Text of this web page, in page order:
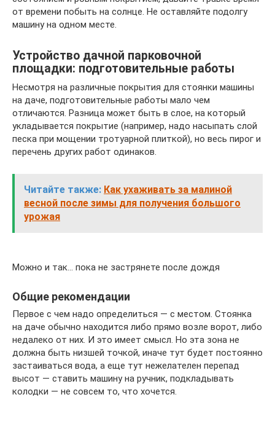
от времени побыть на солнце. Не оставляйте подолгу
машину на одном месте.
Устройство дачной парковочной
площадки: подготовительные работы
Несмотря на различные покрытия для стоянки машины
на даче, подготовительные работы мало чем
отличаются. Разница может быть в слое, на который
укладывается покрытие (например, надо насыпать слой
песка при мощении тротуарной плиткой), но весь пирог и
перечень других работ одинаков.
Читайте также: Как ухаживать за малиной
весной после зимы для получения большого
урожая
Можно и так… пока не застрянете после дождя
Общие рекомендации
Первое с чем надо определиться — с местом. Стоянка
на даче обычно находится либо прямо возле ворот, либо
недалеко от них. И это имеет смысл. Но эта зона не
должна быть низшей точкой, иначе тут будет постоянно
застаиваться вода, а еще тут нежелателен перепад
высот — ставить машину на ручник, подкладывать
колодки — не совсем то, что хочется.